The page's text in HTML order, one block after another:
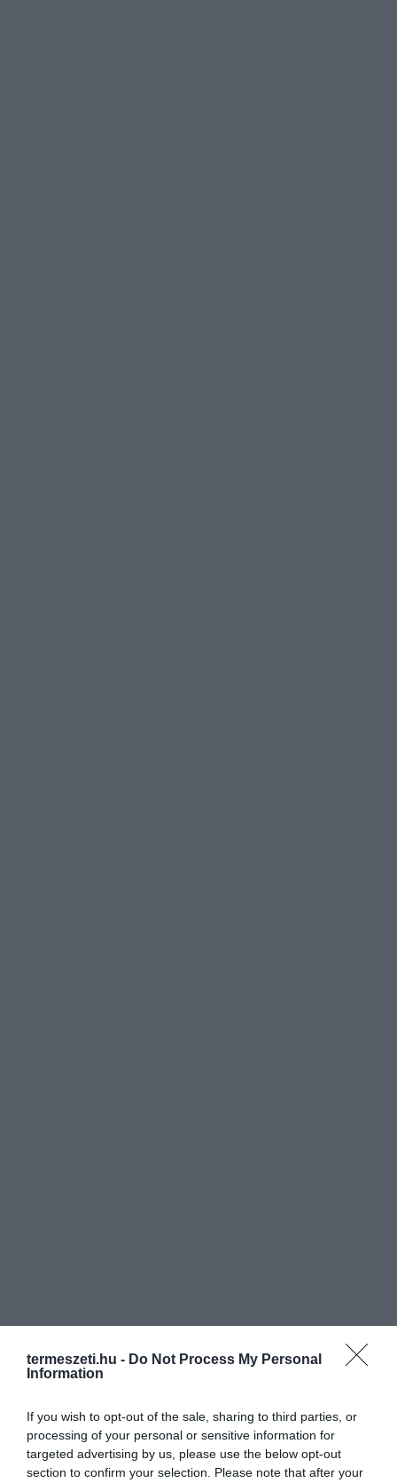
termeszeti.hu - Do Not Process My Personal
Information
If you wish to opt-out of the sale, sharing to third parties, or
processing of your personal or sensitive information for
targeted advertising by us, please use the below opt-out
section to confirm your selection. Please note that after your